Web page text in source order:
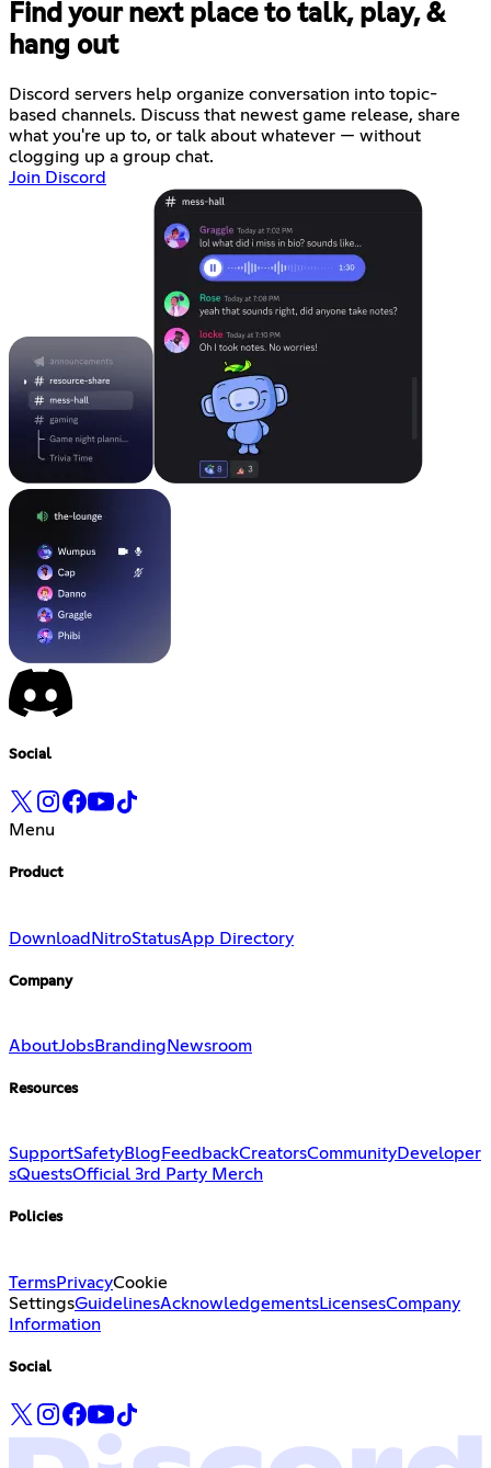
Find your next place to talk, play, &
hang out
Discord servers help organize conversation into topic-
based channels. Discuss that newest game release, share
what you're up to, or talk about whatever — without
clogging up a group chat.
Join Discord
Social
Menu
Product
Download NitroStatusApp Directory
Company
AboutJobsBranding Newsroom
Resources
SupportSafetyBlog FeedbackCreatorsCommunityDeveloper
sQuestsOfficial 3rd Party Merch
Policies
TermsPrivacyCookie
SettingsGuidelinesAcknowledgementsLicensesCompany
Information
Social